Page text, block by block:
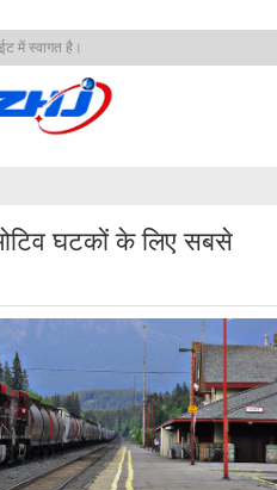
में स्वागत है।
घटकों के लिए सबसे